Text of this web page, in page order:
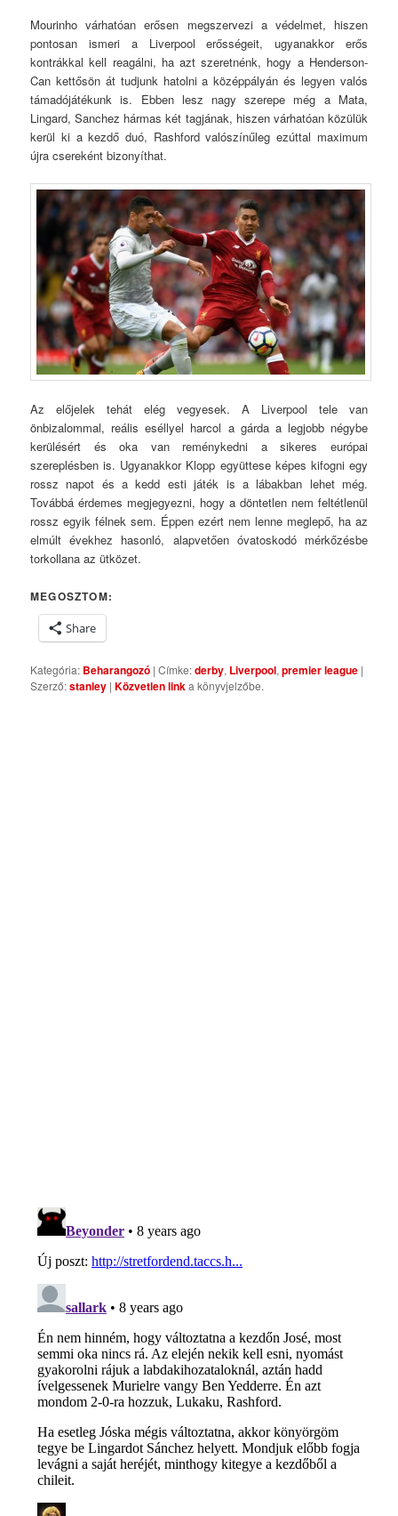
Mourinho várhatóan erősen megszervezi a védelmet, hiszen
pontosan ismeri a Liverpool erősségeit, ugyanakkor erős
kontrákkal kell reagálni, ha azt szeretnénk, hogy a Henderson-
Can kettősön át tudjunk hatolni a középpályán és legyen valós
támadójátékunk is. Ebben lesz nagy szerepe még a Mata,
Lingard, Sanchez hármas két tagjának, hiszen várhatóan közülük
kerül ki a kezdő duó, Rashford valószínűleg ezúttal maximum
újra csereként bizonyíthat.
Az előjelek tehát elég vegyesek. A Liverpool tele van
önbizalommal, reális eséllyel harcol a gárda a legjobb négybe
kerülésért és oka van reménykedni a sikeres európai
szereplésben is. Ugyanakkor Klopp együttese képes kifogni egy
rossz napot és a kedd esti játék is a lábakban lehet még.
Továbbá érdemes megjegyezni, hogy a döntetlen nem feltétlenül
rossz egyik félnek sem. Éppen ezért nem lenne meglepő, ha az
elmúlt évekhez hasonló, alapvetően óvatoskodó mérkőzésbe
torkollana az ütközet.
MEGOSZTOM:
Share
Kategória: Beharangozó | Címke:derby, Liverpool,premier league |
Szerző:stanley |Közvetlen linka könyvjelzőbe.